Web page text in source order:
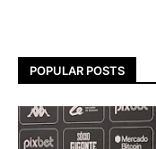
POPULAR POSTS